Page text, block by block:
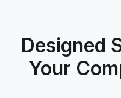
Designed
Your